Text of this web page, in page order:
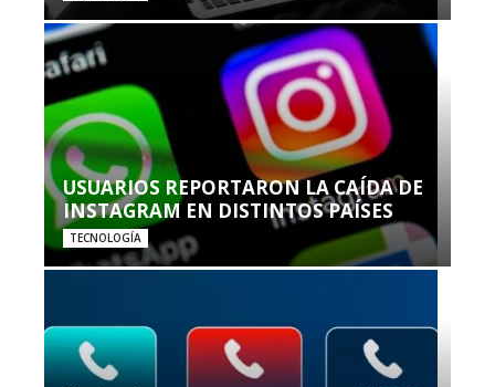
USUARIOS REPORTARON LA CAÍDA DE
INSTAGRAM EN DISTINTOS PAÍSES
TECNOLOGÍA